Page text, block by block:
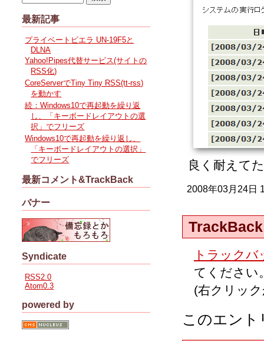
良く耐えて
2008年03月24日
TrackBack
トラックバ
てください
(右クリッ
このエン
最新記事
プライベートビエラ UN-19F5と
DLNA
Yahoo!Pipes代替サービス(サイトの
RSS化)
CoreServerでTiny Tiny RSS(tt-rss)
を動かす
続：Windows10で再起動を繰り返
し、「キーボードレイアウトの選
択」でフリーズ
Windows10で再起動を繰り返し、
「キーボードレイアウトの選択」
でフリーズ
最新コメント&TrackBack
バナー
Syndicate
RSS2.0
Atom0.3
powered by